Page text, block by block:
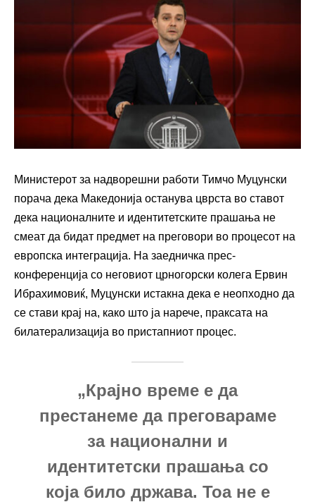
Министерот за надворешни работи Тимчо Муцунски
порача дека Македонија останува цврста во ставот
дека националните и идентитетските прашања не
смеат да бидат предмет на преговори во процесот на
европска интеграција. На заедничка прес-
конференција со неговиот црногорски колега Ервин
Ибрахимовиќ, Муцунски истакна дека е неопходно да
се стави крај на, како што ја нарече, праксата на
билатерализација во пристапниот процес.
„Крајно време е да
престанеме да преговараме
за национални и
идентитетски прашања со
која било држава. Тоа не е